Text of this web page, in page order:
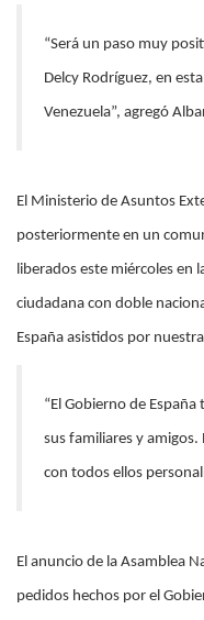
“Será un paso muy
Delcy Rodríguez, en
Venezuela”, agregó
El Ministerio de Asuntos
posteriormente en un
liberados este miércoles en
ciudadana con doble
España asistidos por
“El Gobierno de
sus familiares y
con todos ellos
El anuncio de la Asamblea
pedidos hechos por el